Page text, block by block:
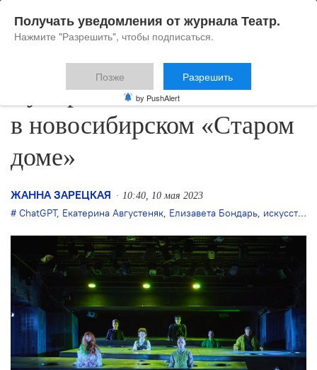
Сумерки богов: «Вавилон»
в новосибирском «Старом
доме»
ЖАННА ЗАРЕЦКАЯ 10:40, 10 мая 2023
ChatGPT, Екатерина Августеняк, Елизавета Бондарь, искусственный интеллект
Получать уведомления от журнала Театр.
Нажмите "Разрешить", чтобы подписаться.
Позже Разрешить
by PushAlert